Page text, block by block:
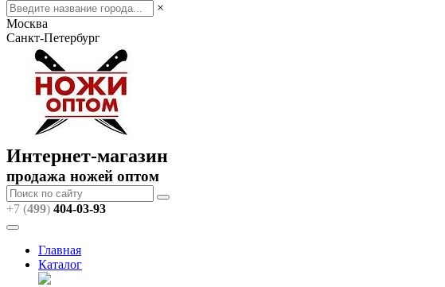
×
Москва
Санкт-Петербург
Интернет-магазин
продажа ножей оптом
+7 (499) 404-03-93
Главная
Каталог